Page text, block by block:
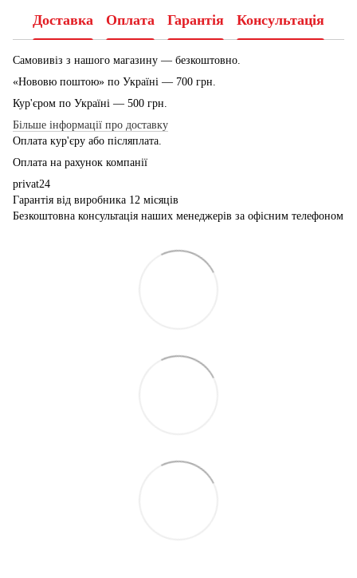
Доставка Оплата Гарантія Консультація
Самовивіз з нашого магазину — безкоштовно.
«Нововю поштою» по Україні — 700 грн.
Кур'єром по Україні — 500 грн.
Більше інформації про доставку
Оплата кур'єру або післяплата.
Оплата на рахунок компанії
privat24
Гарантія від виробника 12 місяців
Безкоштовна консультація наших менеджерів за офісним телефоном